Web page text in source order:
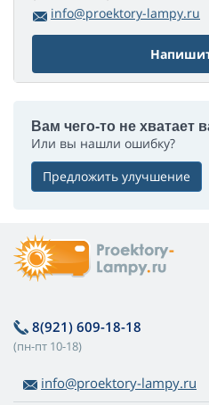
info@proektory-lampy.ru
Вам чего-то не
Или вы нашли ошибку?
Предложить улучшение
8(921) 609-18-18
(пн-пт 10-18)
info@proektory-lampy.ru